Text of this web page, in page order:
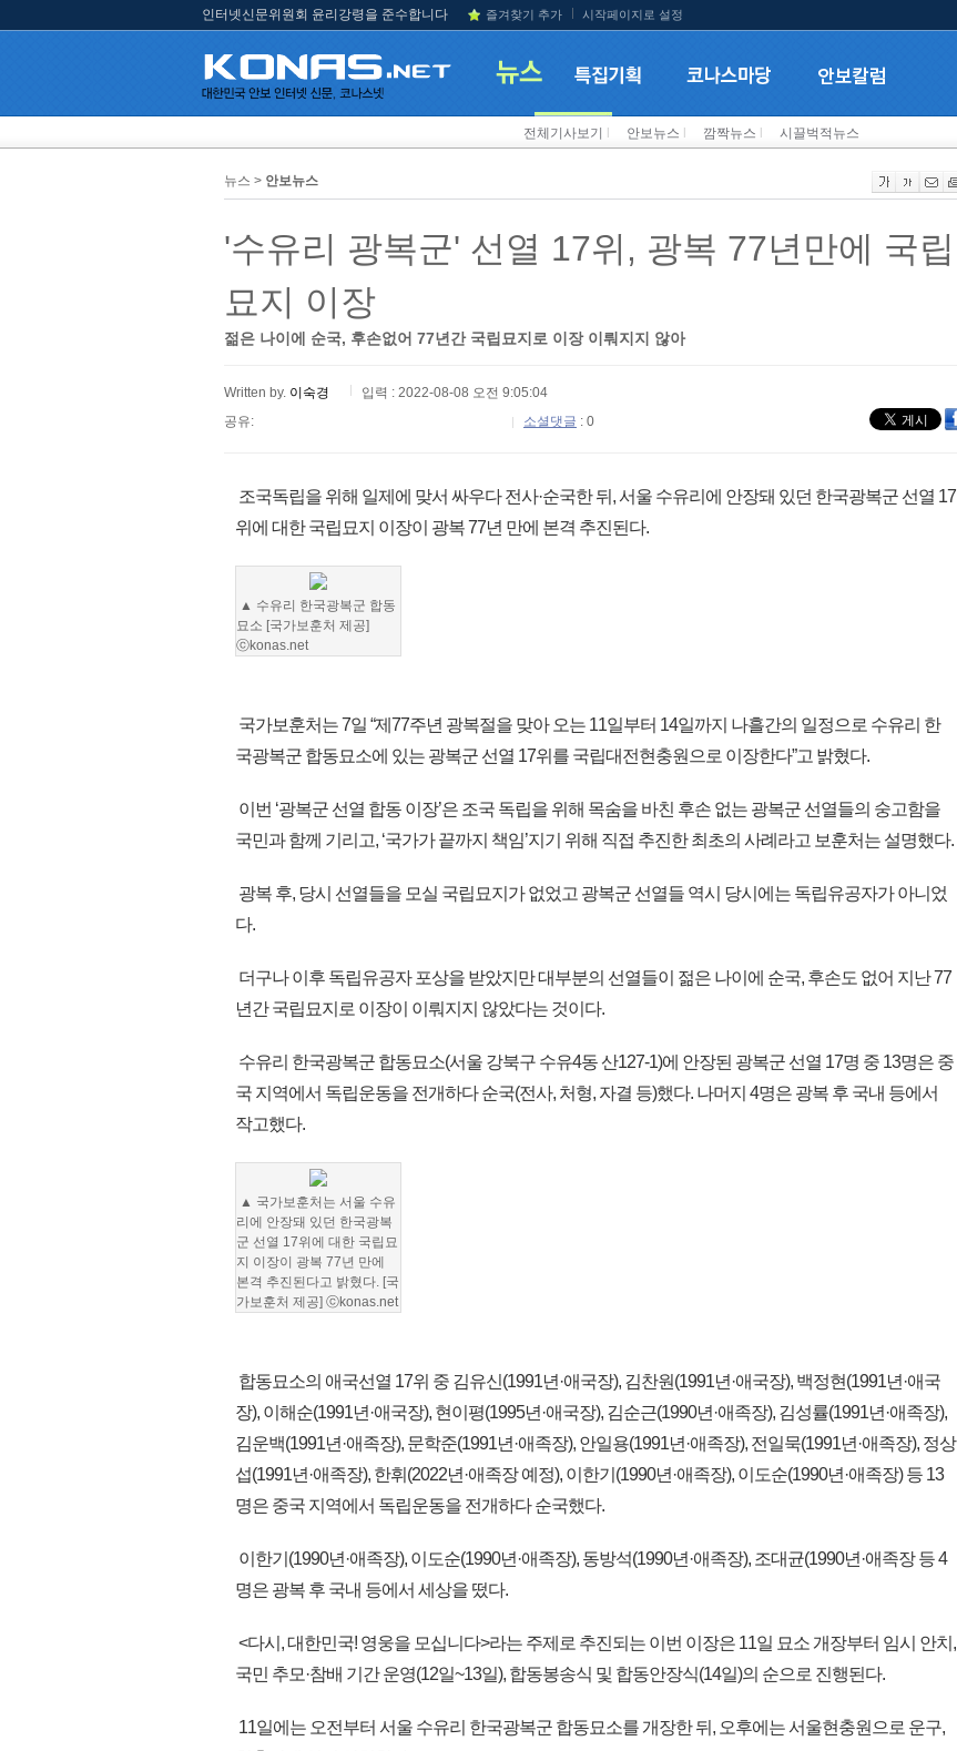
인터넷신문위원회 윤리강령을 준수합니다 즐겨찾기 추가 시작페이지로 설정
전체기사보기 안보뉴스 깜짝뉴스 시끌벅적뉴스
뉴스 > 안보뉴스
'수유리 광복군' 선열 17위, 광복 77년만에 국립
묘지 이장
젊은 나이에 순국, 후손없어 77년간 국립묘지로 이장 이뤄지지 않아
Written by. 이숙경
입력 : 2022-08-08 오전 9:05:04
공유:
소셜댓글 : 0
조국독립을 위해 일제에 맞서 싸우다 전사·순국한 뒤, 서울 수유리에 안장돼 있던 한국광복군 선열 17
위에 대한 국립묘지 이장이 광복 77년 만에 본격 추진된다.
▲ 수유리 한국광복군 합동
묘소 [국가보훈처 제공]
ⓒkonas.net
국가보훈처는 7일 “제77주년 광복절을 맞아 오는 11일부터 14일까지 나흘간의 일정으로 수유리 한
국광복군 합동묘소에 있는 광복군 선열 17위를 국립대전현충원으로 이장한다”고 밝혔다.
이번 ‘광복군 선열 합동 이장’은 조국 독립을 위해 목숨을 바친 후손 없는 광복군 선열들의 숭고함을
국민과 함께 기리고, ‘국가가 끝까지 책임’지기 위해 직접 추진한 최초의 사례라고 보훈처는 설명했다.
광복 후, 당시 선열들을 모실 국립묘지가 없었고 광복군 선열들 역시 당시에는 독립유공자가 아니었
다.
더구나 이후 독립유공자 포상을 받았지만 대부분의 선열들이 젊은 나이에 순국, 후손도 없어 지난 77
년간 국립묘지로 이장이 이뤄지지 않았다는 것이다.
수유리 한국광복군 합동묘소(서울 강북구 수유4동 산127-1)에 안장된 광복군 선열 17명 중 13명은 중
국 지역에서 독립운동을 전개하다 순국(전사, 처형, 자결 등)했다. 나머지 4명은 광복 후 국내 등에서
작고했다.
▲ 국가보훈처는 서울 수유
리에 안장돼 있던 한국광복
군 선열 17위에 대한 국립묘
지 이장이 광복 77년 만에
본격 추진된다고 밝혔다. [국
가보훈처 제공] ⓒkonas.net
합동묘소의 애국선열 17위 중 김유신(1991년·애국장), 김찬원(1991년·애국장), 백정현(1991년·애국
장), 이해순(1991년·애국장), 현이평(1995년·애국장), 김순근(1990년·애족장), 김성률(1991년·애족장),
김운백(1991년·애족장), 문학준(1991년·애족장), 안일용(1991년·애족장), 전일묵(1991년·애족장), 정상
섭(1991년·애족장), 한휘(2022년·애족장 예정), 이한기(1990년·애족장), 이도순(1990년·애족장) 등 13
명은 중국 지역에서 독립운동을 전개하다 순국했다.
이한기(1990년·애족장), 이도순(1990년·애족장), 동방석(1990년·애족장), 조대균(1990년·애족장 등 4
명은 광복 후 국내 등에서 세상을 떴다.
<다시, 대한민국! 영웅을 모십니다>라는 주제로 추진되는 이번 이장은 11일 묘소 개장부터 임시 안치,
국민 추모·참배 기간 운영(12일~13일), 합동봉송식 및 합동안장식(14일)의 순으로 진행된다.
11일에는 오전부터 서울 수유리 한국광복군 합동묘소를 개장한 뒤, 오후에는 서울현충원으로 운구,